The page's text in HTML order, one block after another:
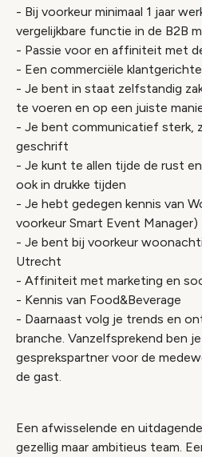
- Bij voorkeur minimaal 1 jaar
vergelijkbare functie in de B2B
- Passie voor en affiniteit met
- Een commerciële
- Je bent in staat zelfstandig
te voeren en op een juiste
- Je bent communicatief sterk,
geschrift
- Je kunt te allen tijde de rust
ook in drukke tijden
- Je hebt gedegen kennis van
voorkeur Smart Event Manager)
- Je bent bij voorkeur
Utrecht
- Affiniteit met marketing en
- Kennis van Food&Beverage
- Daarnaast volg je trends en
branche. Vanzelfsprekend ben
gesprekspartner voor de
de gast.
Een afwisselende en
gezellig maar ambitieus team.